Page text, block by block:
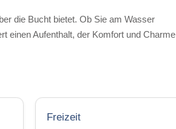
die Bucht bietet. Ob Sie am Wasser
einen Aufenthalt, der Komfort und Charme
Freizeit